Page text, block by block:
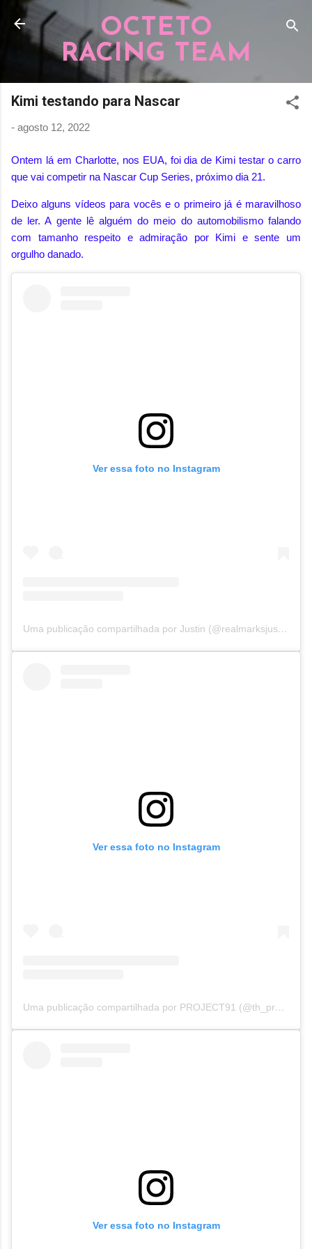
Pular para o conteúdo principal
OCTETO
RACING TEAM
Kimi testando para Nascar
- agosto 12, 2022
Ontem lá em Charlotte, nos EUA, foi dia de Kimi testar o carro
que vai competir na Nascar Cup Series, próximo dia 21.
Deixo alguns vídeos para vocês e o primeiro já é maravilhoso
de ler. A gente lê alguém do meio do automobilismo falando
com tamanho respeito e admiração por Kimi e sente um
orgulho danado.
Ver essa foto no Instagram
Uma publicação compartilhada por Justin (@realmarksjustin)
Ver essa foto no Instagram
Uma publicação compartilhada por PROJECT91 (@th_project91)
Ver essa foto no Instagram